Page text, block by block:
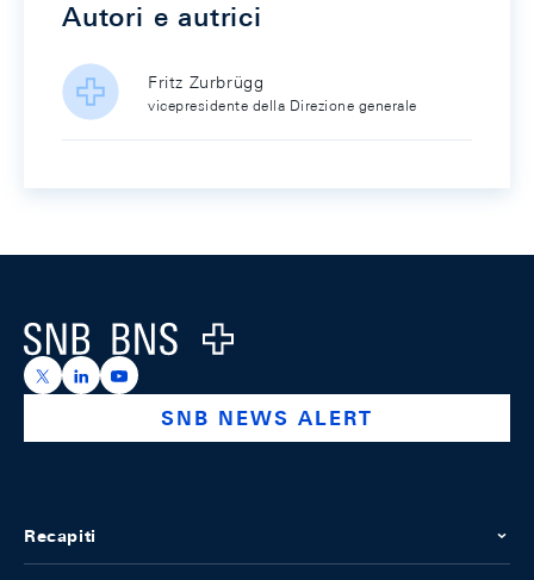
Autori e autrici
Fritz Zurbrügg
vicepresidente della Direzione generale
Logo
https://x.com/snb_bns
https://ch.linkedin.com/company/swiss-national-
https://www.youtube.com/@swissnationalbank
SNB NEWS ALERT
Recapiti